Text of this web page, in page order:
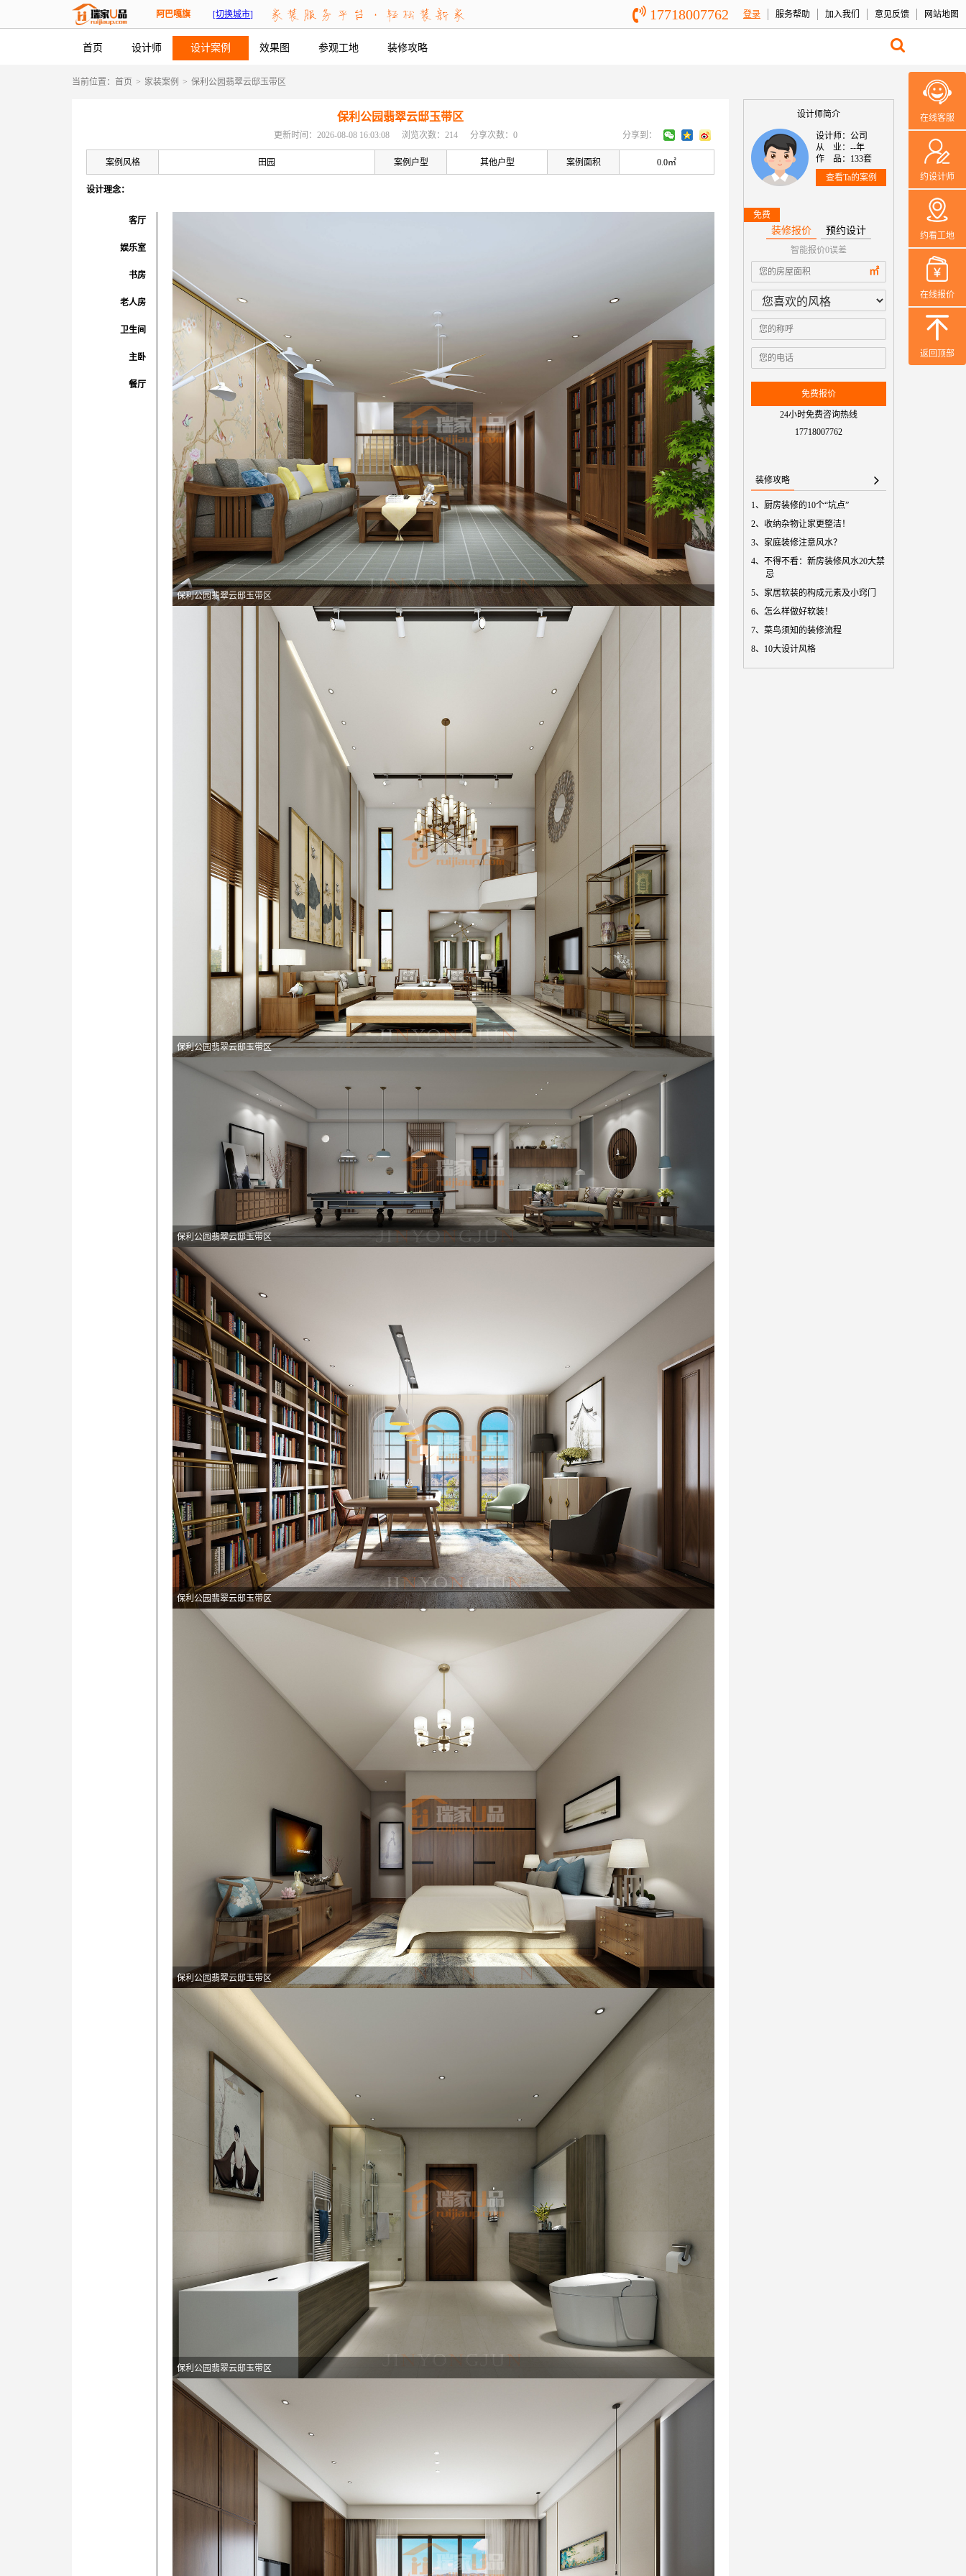
阿巴嘎旗 [切换城市] 17718007762 登录 服务帮助 加入我们 意见反馈 网站地图
首页 设计师 设计案例 效果图 参观工地 装修攻略
在线客服
约设计师
约看工地
在线报价
返回顶部
当前位置： 首页 > 家装案例 > 保利公园翡翠云邸玉带区
保利公园翡翠云邸玉带区
更新时间：2026-08-08 16:03:08 浏览次数：214 分享次数：0 分享到：
案例风格 田园 案例户型 其他户型 案例面积 0.0㎡
设计理念：
客厅
娱乐室
书房
老人房
卫生间
主卧
餐厅
保利公园翡翠云邸玉带区
保利公园翡翠云邸玉带区
保利公园翡翠云邸玉带区
保利公园翡翠云邸玉带区
保利公园翡翠云邸玉带区
保利公园翡翠云邸玉带区
设计师简介
设计师：公司
从 业：--年
作 品：133套
查看Ta的案例
免费
装修报价 预约设计
智能报价0误差
㎡
免费报价
本案设计师一
免费预
24小时免费咨询热线
17718007762
装修攻略
1、 厨房装修的10个“坑点”
2、 收纳杂物让家更整洁！
3、 家庭装修注意风水？
4、 不得不看：新房装修风水20大禁
忌
5、 家居软装的构成元素及小窍门
6、 怎么样做好软装！
7、 菜鸟须知的装修流程
8、 10大设计风格